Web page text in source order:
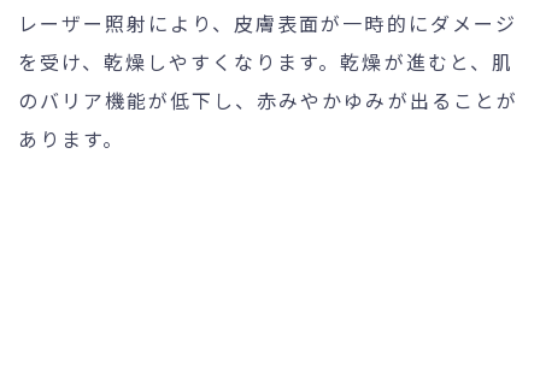
レーザー照射により、皮膚表面が一時的にダメージ
を受け、乾燥しやすくなります。乾燥が進むと、肌
のバリア機能が低下し、赤みやかゆみが出ることが
あります。